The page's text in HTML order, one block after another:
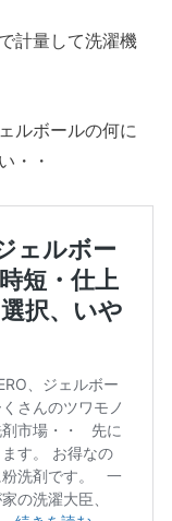
計量して洗濯機
ルボールの何に
・・